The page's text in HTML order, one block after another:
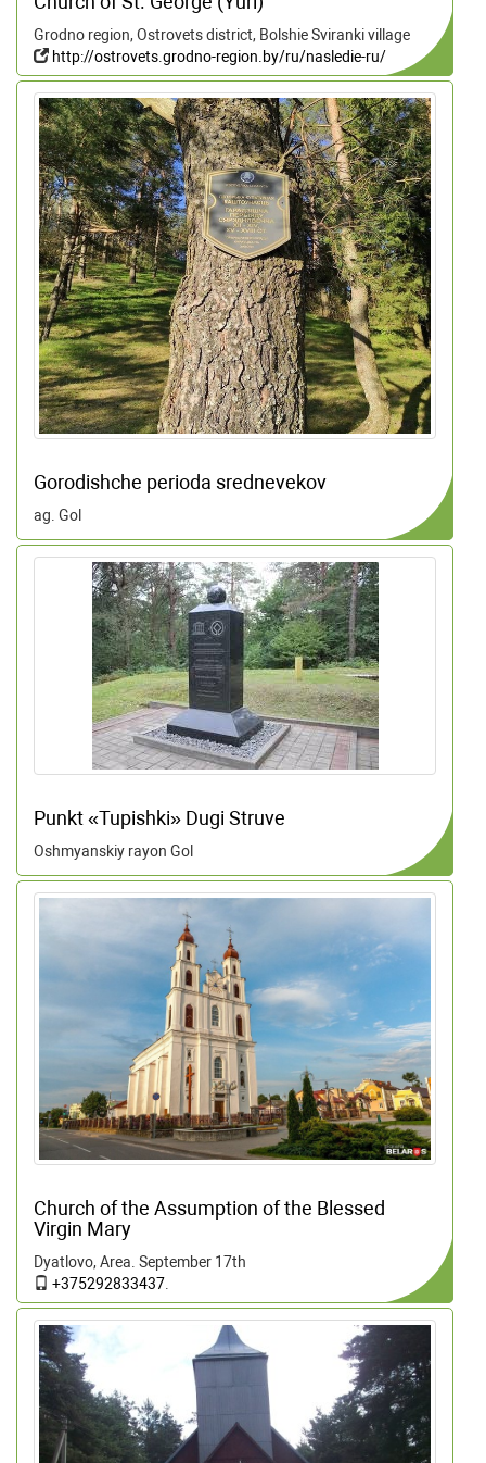
Grodno region, Ostrovets district, Bolshie Sviranki village
http://ostrovets.grodno-region.by/ru/nasledie-ru/
Gorodishche perioda srednevekov
ag. Gol
Punkt «Tupishki» Dugi Struve
Oshmyanskiy rayon Gol
Church of the Assumption of the Blessed
Virgin Mary
Dyatlovo, Area. September 17th
+375292833437.